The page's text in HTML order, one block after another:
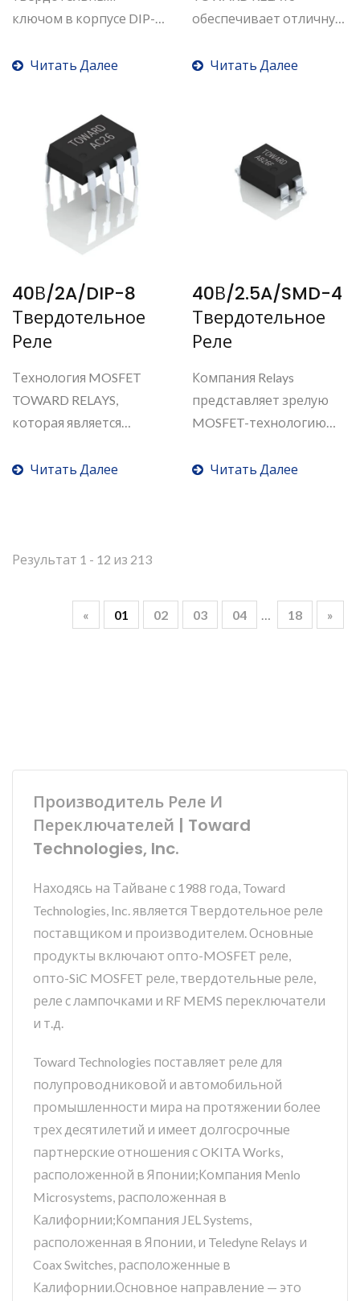
ключом в корпусе DIP-4,
Читать Далее
обеспечивает отличную
Читать Далее
40В/2A/DIP-8
Твердотельное
Реле
Технология MOSFET
TOWARD RELAYS,
которая является
Читать Далее
40В/2.5A/SMD-4
Твердотельное
Реле
Компания Relays
представляет зрелую
MOSFET-технологию
Читать Далее
Результат 1 - 12 из 213
« 01 02 03 04 … 18 »
Производитель Реле И
Переключателей | Toward
Technologies, Inc.
Находясь на Тайване с 1988 года, Toward
Technologies, Inc. является Твердотельное реле
поставщиком и производителем. Основные
продукты включают опто-MOSFET реле,
опто-SiC MOSFET реле, твердотельные реле,
реле с лампочками и RF MEMS переключатели
и т.д.
Toward Technologies поставляет реле для
полупроводниковой и автомобильной
промышленности мира на протяжении более
трех десятилетий и имеет долгосрочные
партнерские отношения с OKITA Works,
расположенной в Японии;Компания Menlo
Microsystems, расположенная в
Калифорнии;Компания JEL Systems,
расположенная в Японии, и Teledyne Relays и
Coax Switches, расположенные в
Калифорнии.Основное направление — это